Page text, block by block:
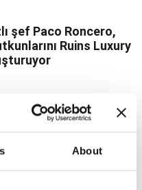
About
şef Paco Roncero,
Ruins Luxury
Bir Yaz
Yazın Ayrıcalıklı